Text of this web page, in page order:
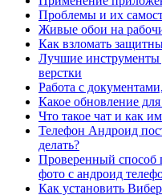
Проблемы и их
Живые обои на
Как взломать
Лучшие инструменты
верстки
Работа с
Какое обновление
Что такое чат и как
Телефон Андроид
делать?
Проверенный способ
фото с андроид
Как установить